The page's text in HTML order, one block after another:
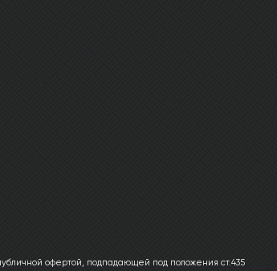
офертой, подпадающей под положения ст.435